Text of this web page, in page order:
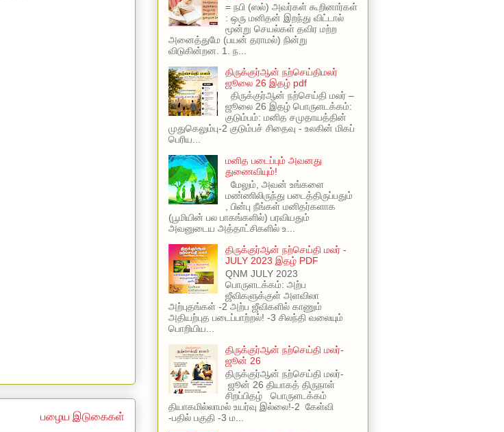
பழைய இடுகைகள்
= நபி (ஸல்) அவர்கள் கூறினார்கள்
: ஒரு மனிதன் இறந்து விட்டால்
மூன்று செயல்கள் தவிர மற்ற
அனைத்துமே (பயன் தராமல்) நின்று
விடுகின்றன. 1. ந...
திருக்குர்ஆன் நற்செய்திமலர்
ஜூலை 26 இதழ் pdf
திருக்குர்ஆன் நற்செய்தி மலர் –
ஜூலை 26 இதழ் பொருளடக்கம்:
குடும்பம்: மனித சமுதாயத்தின்
முதுகெலும்பு-2 குடும்பச் சிதைவு - உலகின் மிகப்
பெரிய...
மனித படைப்பும் அவனது
துணைவியும்!
மேலும், அவன் உங்களை
மண்ணிலிருந்து படைத்திருப்பதும்
, பின்பு நீங்கள் மனிதர்களாக
(பூமியின் பல பாகங்களில்) பரவியதும்
அவனுடைய அத்தாட்சிகளில் உ...
திருக்குர்ஆன் நற்செய்தி மலர் -
JULY 2023 இதழ் PDF
QNM JULY 2023
பொருளடக்கம்: அற்ப
ஜீவிகளுக்குள் அளவிலா
அற்புதங்கள் -2 அற்ப ஜீவிகளில் காணும்
அதியற்புத படைப்பாற்றல்! -3 சிலந்தி வலையும்
பொறியிய...
திருக்குர்ஆன் நற்செய்தி மலர்-
ஜூன் 26
திருக்குர்ஆன் நற்செய்தி மலர்-
ஜூன் 26 தியாகத் திருநாள்
சிறப்பிதழ் பொருளடக்கம்
தியாகமில்லாமல் உயர்வு இல்லை!-2 கேள்வி
-பதில் பகுதி -3 ம...